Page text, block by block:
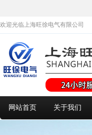
欢迎光临上海旺徐电气有限公司
网站首页 关于我们